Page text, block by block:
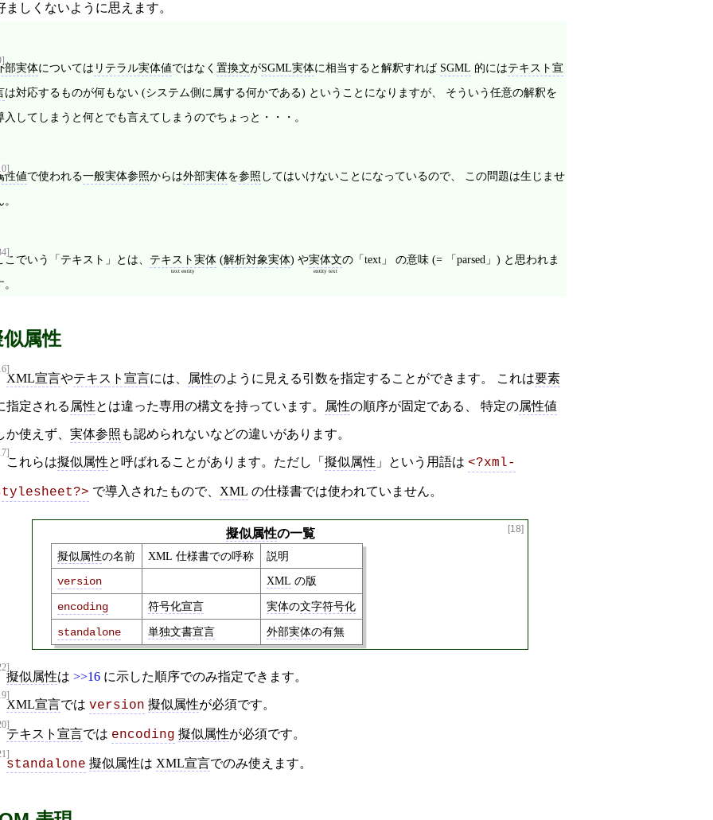
ましくないように思えます。
部実体については リテラル実体値ではなく 置換文がSGML実体に相当すると解釈すれば SGML 的にはテキスト宣
は対応するものが何もない (システム側に属する何かである) ということになりますが、 そういう任意の解釈を
入してしまうと何とでも言えてしまうのでちょっと・・・。
性値で使われる一般実体参照からは外部実体を参照 してはいけないことになっているので、 この問題は生じませ
。
こでいう「テキスト」とは、 テキスト実体
text entity
(解析対象実体) や実体文
entity text
の「text」 の意味 (= 「parsed」) と思われま
属性
XML宣言やテキスト宣言には、 属性のように見える引数を指定することができます。 これは要素
指定される 属性とは違った専用の構文を持っています。 属性の順序が固定である、 特定の属性値
か使えず、 実体参照 も認められないなどの違いがあります。
これらは擬似属性と呼ばれることがあります。ただし「 擬似属性 」という用語は <?xml-
で導入されたもので、 XML の仕様書では使われていません。
[18]
擬似属性の一覧
擬似属性の名前 XML 仕様書での呼称
説明
version
XML の版
encoding 符号化宣言 実体の文字符号化
standalone 単独文書宣言 外部実体の有無
擬似属性は >>16 に示した順序でのみ指定できます。
XML宣言では version 擬似属性が必須です。
テキスト宣言では encoding 擬似属性が必須です。
standalone 擬似属性は XML宣言でのみ使えます。